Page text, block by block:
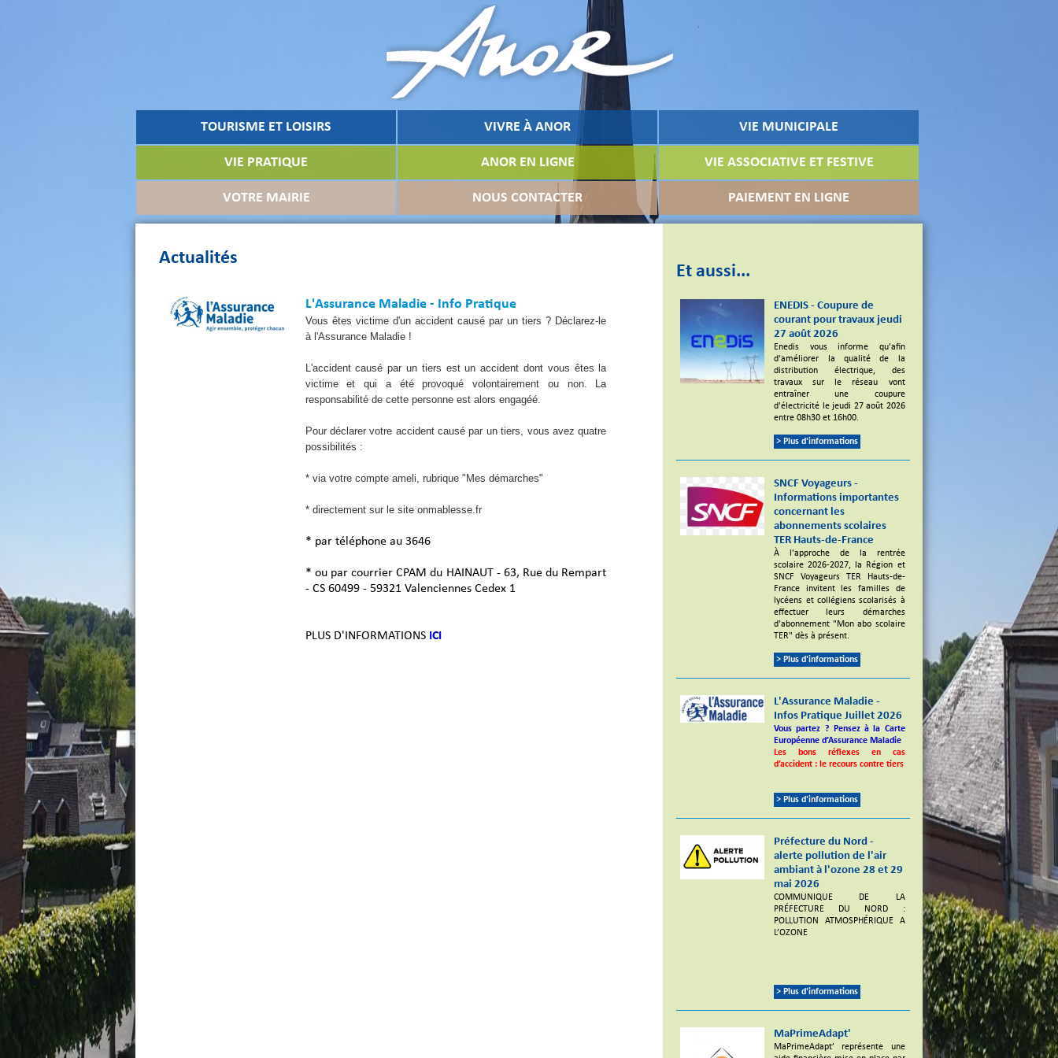
TOURISME ET LOISIRS VIVRE À ANOR VIE MUNICIPALE
VIE PRATIQUE ANOR EN LIGNE VIE ASSOCIATIVE ET FESTIVE
VOTRE MAIRIE NOUS CONTACTER PAIEMENT EN LIGNE
Et aussi...
ENEDIS - Coupure de
courant pour travaux jeudi
27 août 2026
Enedis vous informe qu'afin
d'améliorer la qualité de la
distribution électrique, des
travaux sur le réseau vont
entraîner une coupure
d'électricité le jeudi 27 août 2026
entre 08h30 et 16h00.
> Plus d'informations
SNCF Voyageurs -
Informations importantes
concernant les
abonnements scolaires
TER Hauts-de-France
À l'approche de la rentrée
scolaire 2026-2027, la Région et
SNCF Voyageurs TER Hauts-de-
France invitent les familles de
lycéens et collégiens scolarisés à
effectuer leurs démarches
d'abonnement "Mon abo scolaire
TER" dès à présent.
> Plus d'informations
L'Assurance Maladie -
Infos Pratique Juillet 2026
Vous partez ? Pensez à la Carte
Européenne d’Assurance Maladie
Les bons réflexes en cas
d’accident : le recours contre tiers
> Plus d'informations
Préfecture du Nord -
alerte pollution de l'air
ambiant à l'ozone 28 et 29
mai 2026
COMMUNIQUE DE LA
PRÉFECTURE DU NORD :
POLLUTION ATMOSPHÉRIQUE A
L’OZONE
> Plus d'informations
MaPrimeAdapt'
MaPrimeAdapt’ représente une
Actualités
L'Assurance Maladie - Info Pratique
Vous êtes victime d'un accident causé par un tiers ? Déclarez-le
à l'Assurance Maladie !
L'accident causé par un tiers est un accident dont vous êtes la
victime et qui a été provoqué volontairement ou non. La
responsabilité de cette personne est alors engagéé.
Pour déclarer votre accident causé par un tiers, vous avez quatre
possibilités :
* via votre compte ameli, rubrique "Mes démarches"
* directement sur le site onmablesse.fr
* par téléphone au 3646
* ou par courrier CPAM du HAINAUT - 63, Rue du Rempart
- CS 60499 - 59321 Valenciennes Cedex 1
PLUS D'INFORMATIONS ICI